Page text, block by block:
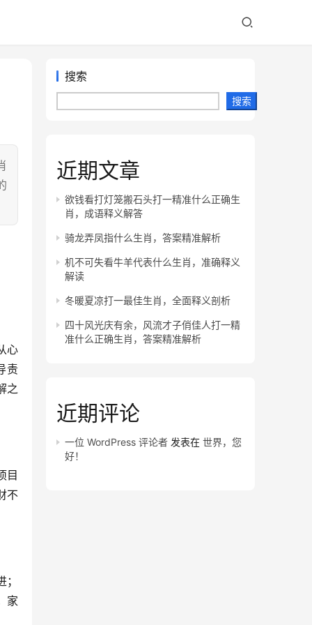
心
责
之
目
不
家
搜索
搜索
近期文章
欲钱看打灯笼搬石头打一精准什么正确生
肖，成语释义解答
骑龙弄凤指什么生肖，答案精准解析
机不可失看牛羊代表什么生肖，准确释义
解读
冬暖夏凉打一最佳生肖，全面释义剖析
四十风光庆有余，风流才子俏佳人打一精
准什么正确生肖，答案精准解析
近期评论
一位 WordPress 评论者 发表在 世界，您
好！